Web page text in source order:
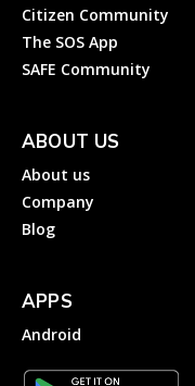
Citizen Community
The SOS App
SAFE Community
ABOUT US
About us
Company
Blog
APPS
Android